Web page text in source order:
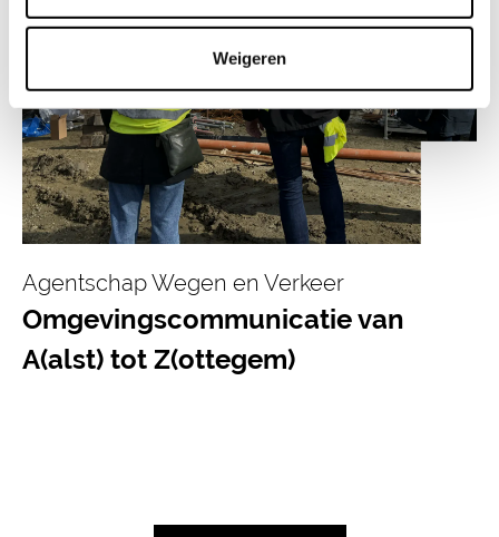
Weigeren
Agentschap Wegen en Verkeer
Omgevingscommunicatie van
A(alst) tot Z(ottegem)